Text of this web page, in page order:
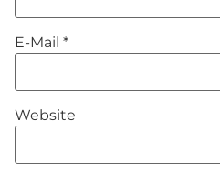
E-Mail *
Website